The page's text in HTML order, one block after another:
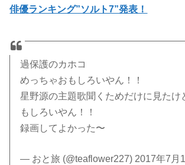
俳優ランキング”ソルト7”発表！
過保護のカホコ
めっちゃおもしろいやん！！
星野源の主題歌聞くためだけに見たけ
もしろいやん！！
録画してよかった〜
— おと旅 (@teaflower227) 2017年7月